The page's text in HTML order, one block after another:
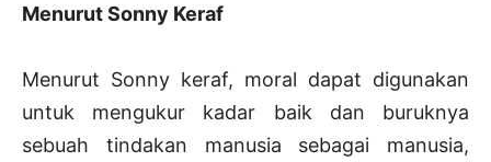
Menurut Sonny Keraf
Menurut Sonny keraf, moral dapat digunakan
untuk mengukur kadar baik dan buruknya
sebuah tindakan manusia sebagai manusia,